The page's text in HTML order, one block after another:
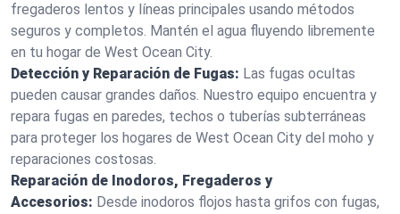
fregaderos lentos y líneas principales usando métodos
seguros y completos. Mantén el agua fluyendo libremente
en tu hogar de West Ocean City.
Detección y Reparación de Fugas: Las fugas ocultas
pueden causar grandes daños. Nuestro equipo encuentra y
repara fugas en paredes, techos o tuberías subterráneas
para proteger los hogares de West Ocean City del moho y
reparaciones costosas.
Reparación de Inodoros, Fregaderos y
Accesorios: Desde inodoros flojos hasta grifos con fugas,